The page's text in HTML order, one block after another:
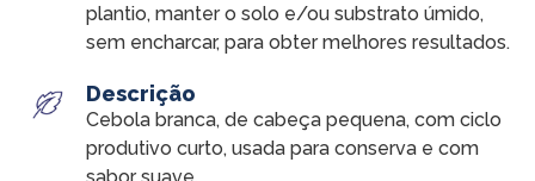
plantio, manter o solo e/ou substrato úmido,
sem encharcar, para obter melhores resultados.
Descrição
Cebola branca, de cabeça pequena, com ciclo
produtivo curto, usada para conserva e com